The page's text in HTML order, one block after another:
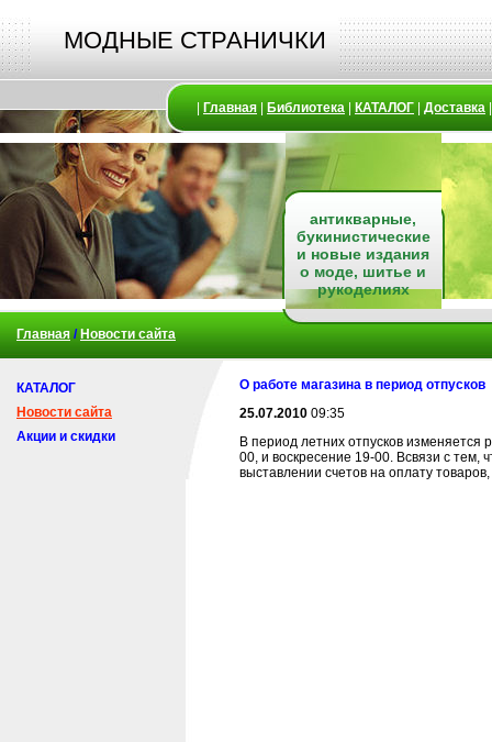
МОДНЫЕ СТРАНИЧКИ
Главная Библиотека КАТАЛОГ Доставка
антикварные,
букинистические
и новые издания
о моде, шитье и
рукоделиях
Главная / Новости сайта
КАТАЛОГ
Новости сайта
Акции и скидки
О работе магазина в период отпусков
25.07.2010 09:35
В период летних отпусков изменяется
00, и воскресение 19-00. Всвязи с тем,
выставлении счетов на оплату